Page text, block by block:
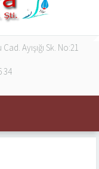
Ayışığı Sk. No:21
34